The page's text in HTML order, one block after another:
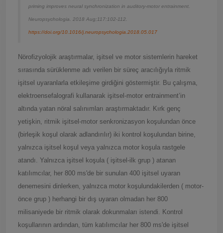
priming improves neural synchronization in auditory-motor entrainment.
Neuropsychologia. 2018 Aug;117:102-112.
https://doi.org/10.1016/j.neuropsychologia.2018.05.017
Nörofizyolojik araştırmalar, işitsel ve motor sistemlerin hareket
sırasında sürüklenme adı verilen bir süreç aracılığıyla ritmik
işitsel uyaranlarla etkileşime girdiğini göstermiştir. Bu çalışma,
elektroensefalografi kullanarak işitsel-motor entrainment’in
altında yatan nöral salınımları araştırmaktadır. Kırk genç
yetişkin, ritmik işitsel-motor senkronizasyon koşulundan önce
(birleşik koşul olarak adlandırılır) iki kontrol koşulundan birine,
yalnızca işitsel koşul veya yalnızca motor koşula rastgele
atandı. Yalnızca işitsel koşula ( işitsel-ilk grup ) atanan
katılımcılar, her 800 ms'de bir sunulan 400 işitsel uyaran
denemesini dinlerken, yalnızca motor koşulundakilerden ( motor-
önce grup ) herhangi bir dış uyaran olmadan her 800
milisaniyede bir ritmik olarak dokunmaları istendi. Kontrol
koşullarının ardından, tüm katılımcılar her 800 ms'de işitsel